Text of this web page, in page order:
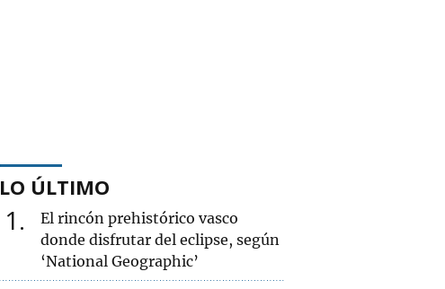
LO ÚLTIMO
1
El rincón prehistórico vasco
donde disfrutar del eclipse, según
‘National Geographic’